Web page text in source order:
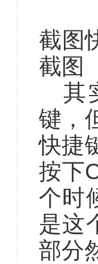
截图
截图
其
键，
快捷
按下
个时
是这
部分